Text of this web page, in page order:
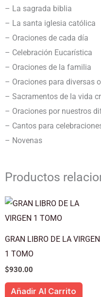
– La sagrada biblia
– La santa iglesia católica
– Oraciones de cada día
– Celebración Eucarística
– Oraciones de la familia
– Oraciones para diversas
– Sacramentos de la vida
– Oraciones por nuestros
– Cantos para
– Novenas
Productos
GRAN LIBRO DE LA VIRGEN
1 TOMO
$930.00
Añadir Al Carrito